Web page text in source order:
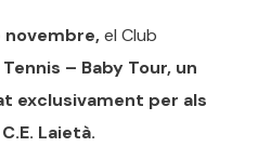
novembre,el Club
– Baby Tour, un
exclusivament per als
Laietà.